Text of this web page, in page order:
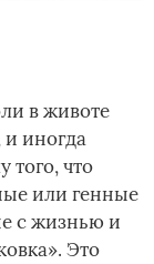
в животе
иногда
того, что
или генные
с жизнью и
Это